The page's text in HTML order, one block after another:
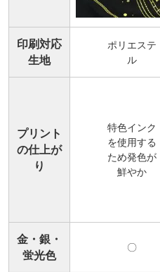
印刷対応
生地
ポリエステ
ル
プリント
の仕上が
り
特色インク
を使用する
ため発色が
鮮やか
金・銀・
蛍光色
〇